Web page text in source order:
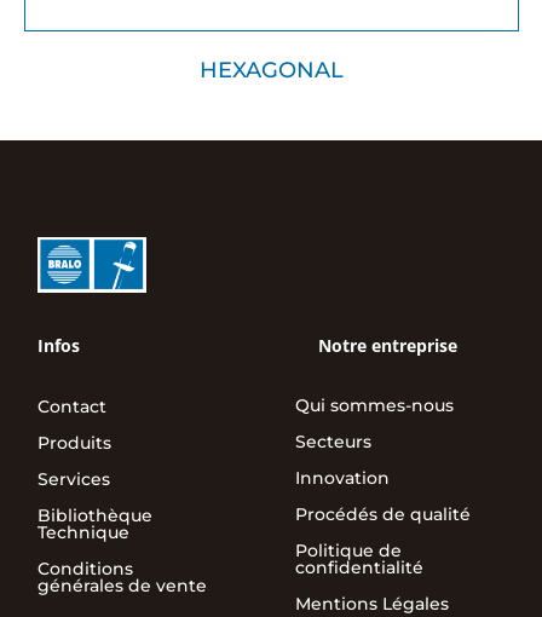
HEXAGONAL
Infos
Contact
Produits
Services
Bibliothèque
Technique
Conditions
générales de vente
Notre entreprise
Qui sommes-nous
Secteurs
Innovation
Procédés de qualité
Politique de
confidentialité
Mentions Légales